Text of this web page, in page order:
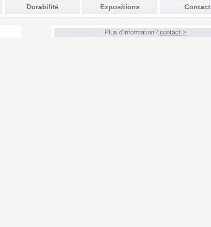
Durabilité Expositions Contact
Plus d'information? contact >